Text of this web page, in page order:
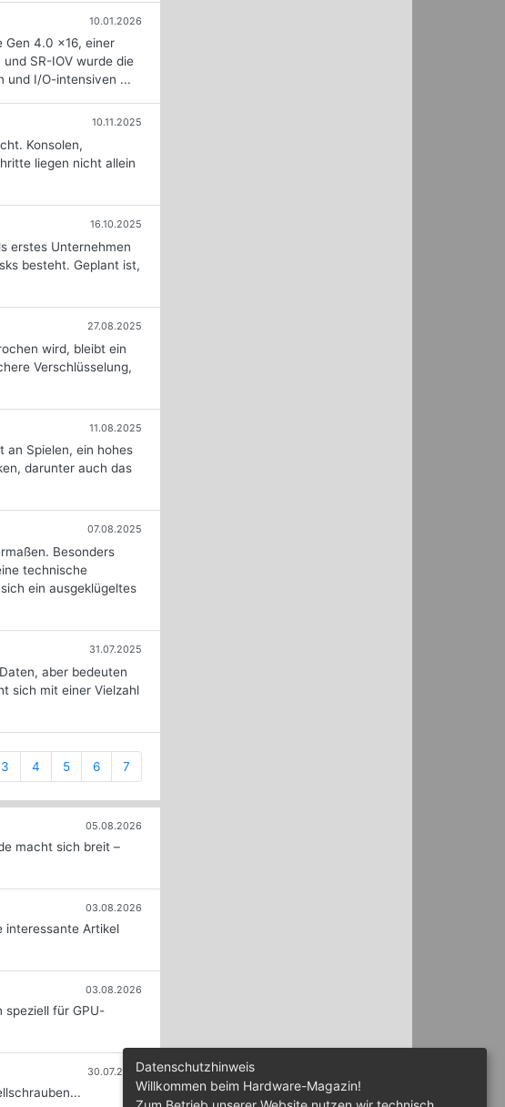
10.01.2026
Gen 4.0 x16, einer
SR-IOV wurde die
und I/O-intensiven ...
10.11.2025
Konsolen,
liegen nicht allein
16.10.2025
erstes Unternehmen
besteht. Geplant ist,
27.08.2025
wird, bleibt ein
Verschlüsselung,
11.08.2025
an Spielen, ein hohes
darunter auch das
07.08.2025
Besonders
technische
ein ausgeklügeltes
31.07.2025
aber bedeuten
sich mit einer Vielzahl
3 4 5 6 7
05.08.2026
macht sich breit –
03.08.2026
interessante Artikel
03.08.2026
speziell für GPU-
30.07.2026Datenschutzhinweis
Willkommen beim Hardware-Magazin!